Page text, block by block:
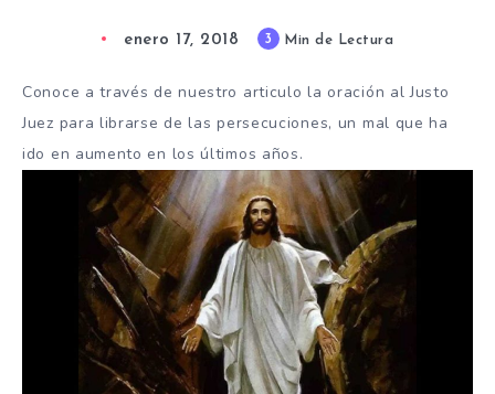
enero 17, 2018 3 Min de Lectura
Conoce a través de nuestro articulo la oración al Justo
Juez para librarse de las persecuciones, un mal que ha
ido en aumento en los últimos años.